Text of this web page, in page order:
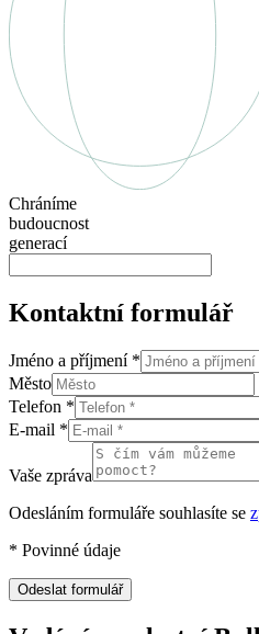
Chráníme
budoucnost
generací
Kontaktní formulář
Jméno a příjmení *
Město
Telefon *
E-mail *
Vaše zpráva
Odesláním formuláře souhlasíte se
* Povinné údaje
Odeslat formulář